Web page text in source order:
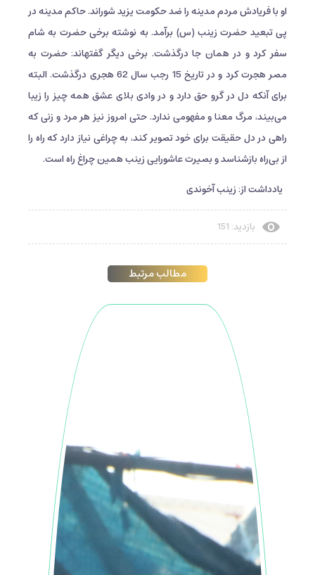
او با فریادش مردم مدینه را ضد حکومت یزید شوراند. حاکم مدینه در
پى تبعید حضرت زینب (س) برآمد. به نوشته برخى حضرت به شام
سفر کرد و در همان جا درگذشت. برخى دیگر گفته‏اند: حضرت به
مصر هجرت کرد و در تاریخ 15 رجب سال 62 هجرى درگذشت. البته
برای آنکه دل در گرو حق دارد و در وادی بلای عشق همه چیز را زیبا
می‌بیند، مرگ معنا و مفهومی ندارد. حتی امروز نیز هر مرد و زنی که
راهی در دل حقیقت برای خود تصویر کند، به چراغی نیاز دارد که راه را
از بی‌راه بازشناسد و بصیرت عاشورایی زینب همین چراغ راه است.
یادداشت از: زینب آخوندی
بازدید: 151
مطالب مرتبط